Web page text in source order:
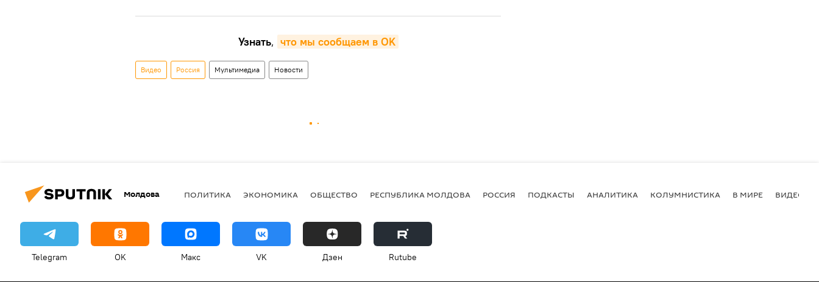
Узнать, что мы сообщаем в OK
Видео Россия Мультимедиа Новости
Молдова ПОЛИТИКА ЭКОНОМИКА ОБЩЕСТВО РЕСПУБЛИКА МОЛДОВА РОССИЯ ПОДКАСТЫ АНАЛИТИКА КОЛУМНИСТИКА В МИРЕ ВИДЕО
Telegram OK Макс VK Дзен Rutube